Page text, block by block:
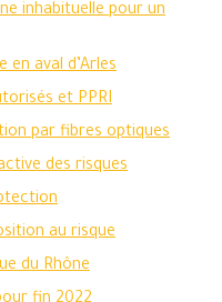
inhabituelle pour un
en aval d’Arles
et PPRI
par fibres optiques
des risques
au risque
du Rhône